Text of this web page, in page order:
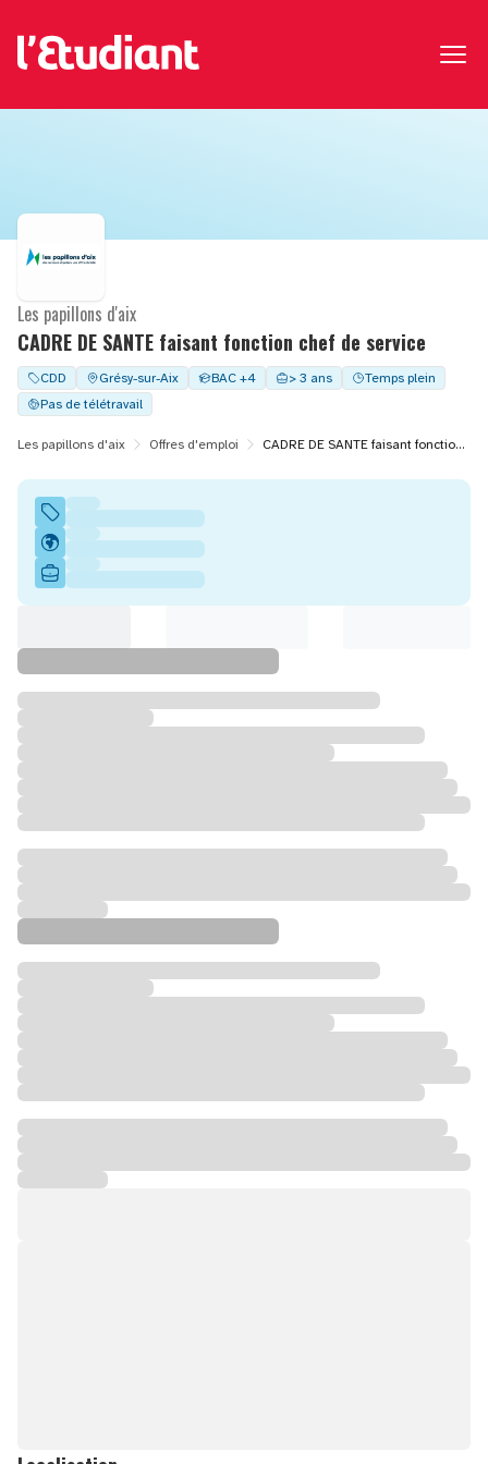
CADRE DE SANTE faisant fonction chef de service
Les papillons d'aix
CDD Grésy-sur-Aix BAC +4 > 3 ans
Temps plein
Pas de télétravail
Les papillons d'aix Offres d'emploi CADRE DE SANTE faisant fonction chef de service